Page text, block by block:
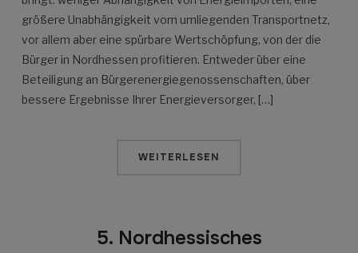
größere Unabhängigkeit vom umliegenden Transportnetz,
vor allem aber eine spürbare Wertschöpfung, von der die
Bürger in Nordhessen profitieren. Entweder über eine
Beteiligung an Bürgerenergiegenossenschaften, über
bessere Ergebnisse Ihrer Energieversorger, […]
WEITERLESEN
5. Nordhessisches